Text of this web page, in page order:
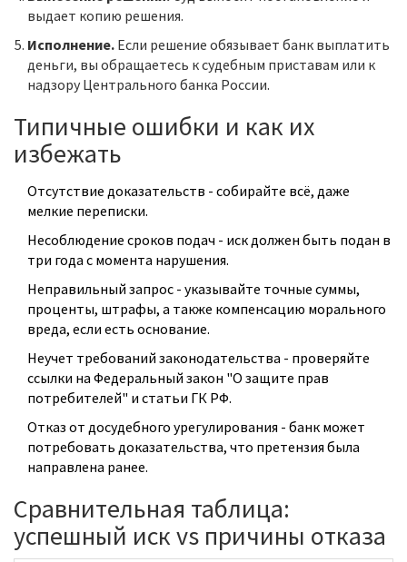
выдает копию решения.
Исполнение. Если решение обязывает банк выплатить
деньги, вы обращаетесь к судебным приставам или к
надзору Центрального банка России.
Типичные ошибки и как их
избежать
Отсутствие доказательств - собирайте всё, даже
мелкие переписки.
Несоблюдение сроков подач - иск должен быть подан в
три года с момента нарушения.
Неправильный запрос - указывайте точные суммы,
проценты, штрафы, а также компенсацию морального
вреда, если есть основание.
Неучет требований законодательства - проверяйте
ссылки на Федеральный закон "О защите прав
потребителей" и статьи ГК РФ.
Отказ от досудебного урегулирования - банк может
потребовать доказательства, что претензия была
направлена ранее.
Сравнительная таблица:
успешный иск vs причины отказа